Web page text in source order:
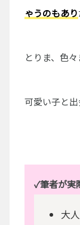
ゃうのもあり
とりま、色
可愛い子と
✓筆者が実
大